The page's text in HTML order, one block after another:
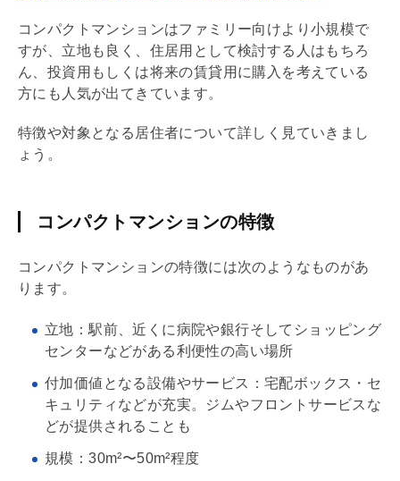
コンパクトマンションはファミリー向けより小規模で
すが、立地も良く、住居用として検討する人はもちろ
ん、投資用もしくは将来の賃貸用に購入を考えている
方にも人気が出てきています。
特徴や対象となる居住者について詳しく見ていきまし
ょう。
コンパクトマンションの特徴
コンパクトマンションの特徴には次のようなものがあ
ります。
立地：駅前、近くに病院や銀行そしてショッピング
センターなどがある利便性の高い場所
付加価値となる設備やサービス： 宅配ボックス ・セ
キュリティなどが充実。ジムやフロントサービスな
どが提供されることも
規模：30m²〜50m²程度